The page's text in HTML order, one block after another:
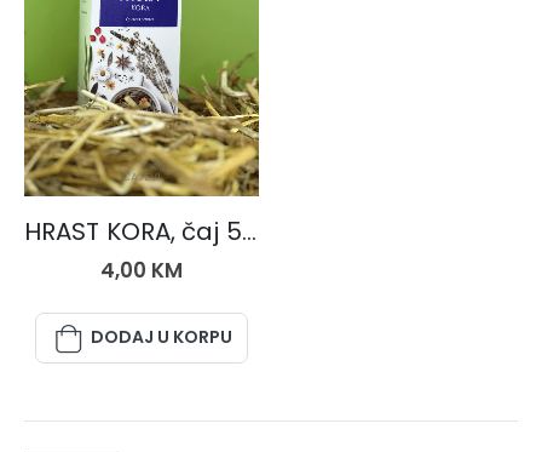
ČAJEVI
HRAST KORA, čaj 50 gr.
4,00 KM
DODAJ U KORPU